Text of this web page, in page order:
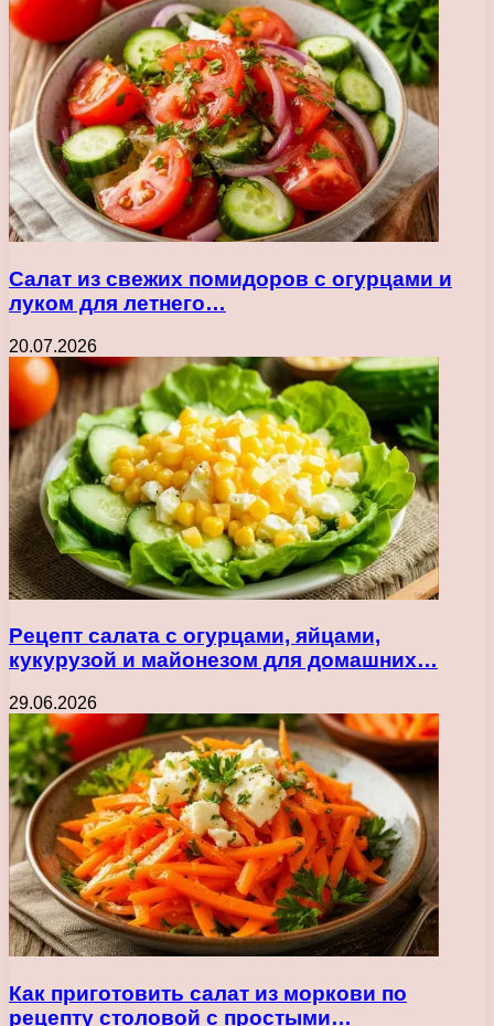
Салат из свежих помидоров с огурцами и
луком для летнего…
20.07.2026
Рецепт салата с огурцами, яйцами,
кукурузой и майонезом для домашних…
29.06.2026
Как приготовить салат из моркови по
рецепту столовой с простыми…